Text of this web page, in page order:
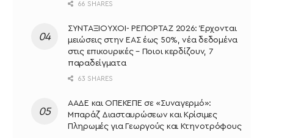
66 SHARES
ΣΥΝΤΑΞΙΟΥΧΟΙ- ΡΕΠΟΡΤΑΖ 2026: Έρχονται
μειώσεις στην ΕΑΣ έως 50%, νέα δεδομένα
στις επικουρικές – Ποιοι κερδίζουν, 7
παραδείγματα
63 SHARES
ΑΑΔΕ και ΟΠΕΚΕΠΕ σε «Συναγερμό»:
Μπαράζ Διασταυρώσεων και Κρίσιμες
Πληρωμές για Γεωργούς και Κτηνοτρόφους